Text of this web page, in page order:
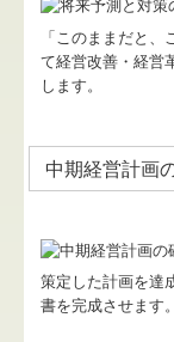
「このままだと
て経営改善・経営
します。
中期経営計画
策定した計画を達
書を完成させます。